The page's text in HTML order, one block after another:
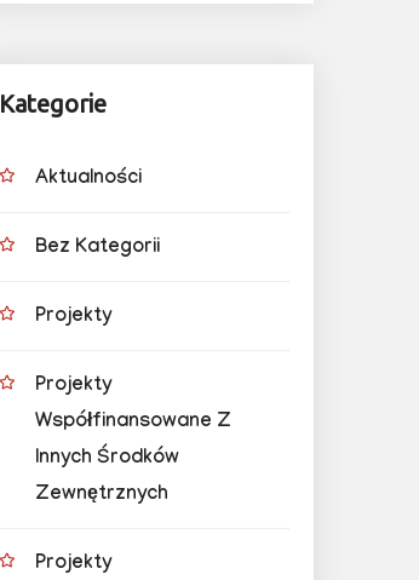
Kategorie
Aktualności
Bez Kategorii
Projekty
Projekty
Współfinansowane Z
Innych Środków
Zewnętrznych
Projekty